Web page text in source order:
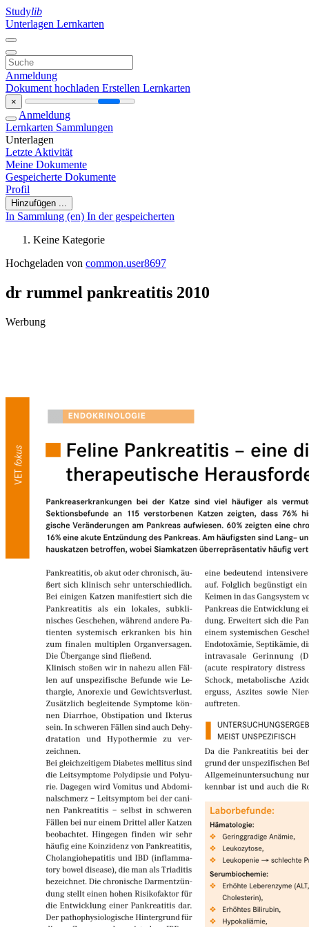
Studylib
Unterlagen Lernkarten
Anmeldung
Dokument hochladen Erstellen Lernkarten
×
Anmeldung
Lernkarten Sammlungen
Unterlagen
Letzte Aktivität
Meine Dokumente
Gespeicherte Dokumente
Profil
Hinzufügen ...
In Sammlung (en) In der gespeicherten
Keine Kategorie
Hochgeladen von common.user8697
dr rummel pankreatitis 2010
Werbung